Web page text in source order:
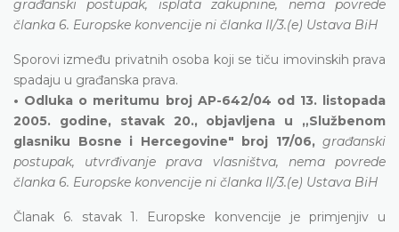
građanski postupak, isplata zakupnine, nema povrede
članka 6. Europske konvencije ni članka II/3.(e) Ustava BiH
Sporovi između privatnih osoba koji se tiču imovinskih prava
spadaju u građanska prava.
• Odluka o meritumu broj AP-642/04 od 13. listopada
2005. godine, stavak 20., objavljena u „Službenom
glasniku Bosne i Hercegovine" broj 17/06, građanski
postupak, utvrđivanje prava vlasništva, nema povrede
članka 6. Europske konvencije ni članka II/3.(e) Ustava BiH
Članak 6. stavak 1. Europske konvencije je primjenjiv u